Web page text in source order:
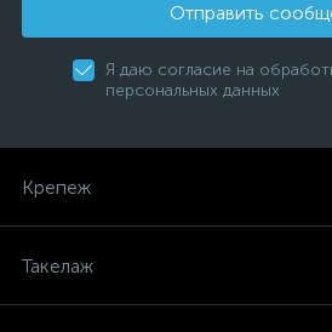
Отправить
Я даю согласие на
персональных данных
Крепеж
Такелаж